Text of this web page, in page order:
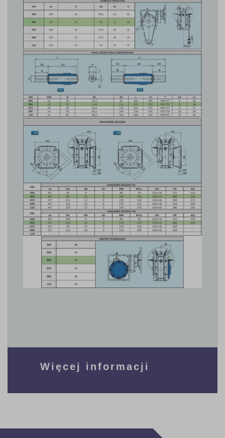
Więcej informacji